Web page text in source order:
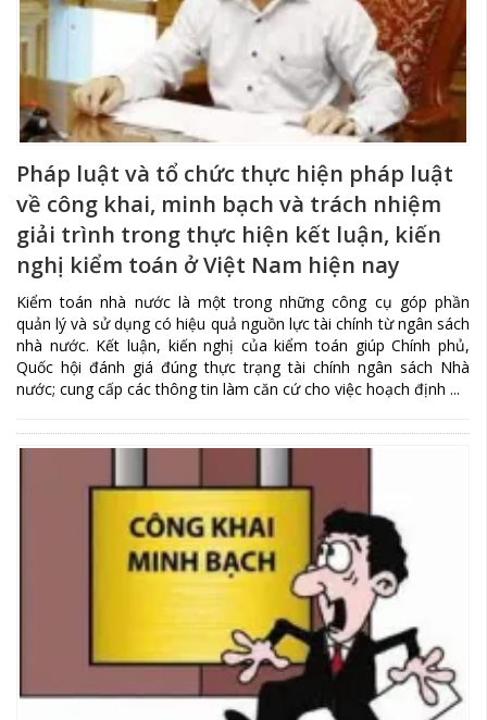
Pháp luật và tổ chức thực hiện pháp luật
về công khai, minh bạch và trách nhiệm
giải trình trong thực hiện kết luận, kiến
nghị kiểm toán ở Việt Nam hiện nay
Kiểm toán nhà nước là một trong những công cụ góp phần
quản lý và sử dụng có hiệu quả nguồn lực tài chính từ ngân sách
nhà nước. Kết luận, kiến nghị của kiểm toán giúp Chính phủ,
Quốc hội đánh giá đúng thực trạng tài chính ngân sách Nhà
nước; cung cấp các thông tin làm căn cứ cho việc hoạch định ...